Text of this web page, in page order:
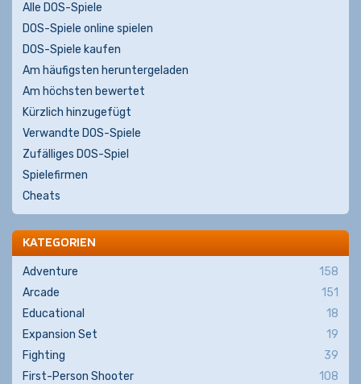
Alle DOS-Spiele
DOS-Spiele online spielen
DOS-Spiele kaufen
Am häufigsten heruntergeladen
Am höchsten bewertet
Kürzlich hinzugefügt
Verwandte DOS-Spiele
Zufälliges DOS-Spiel
Spielefirmen
Cheats
KATEGORIEN
Adventure
158
Arcade
151
Educational
18
Expansion Set
19
Fighting
39
First-Person Shooter
108